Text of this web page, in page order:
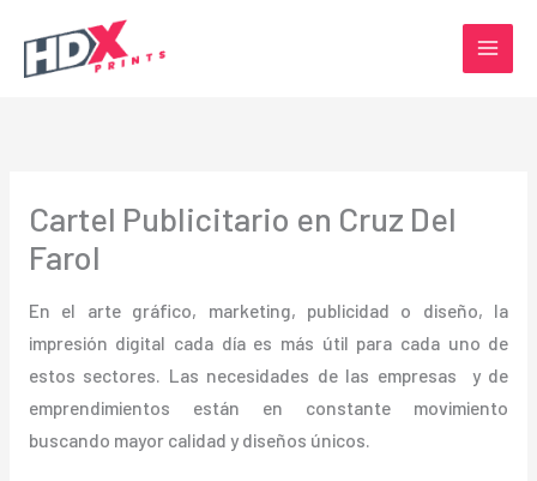
contenido
Cartel Publicitario en Cruz Del
Farol
En el arte gráfico, marketing, publicidad o diseño, la
impresión digital cada día es más útil para cada uno de
estos sectores. Las necesidades de las empresas y de
emprendimientos están en constante movimiento
buscando mayor calidad y diseños únicos.